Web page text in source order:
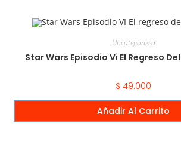
Uncategorized
Star Wars Episodio Vi El Regreso
$ 49.000
Añadir Al Carrito